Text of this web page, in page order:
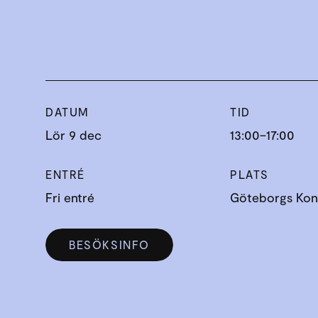
DATUM
Lör 9 dec
TID
13:00–17:00
ENTRÉ
Fri entré
PLATS
Göteborgs
BESÖKSINFO